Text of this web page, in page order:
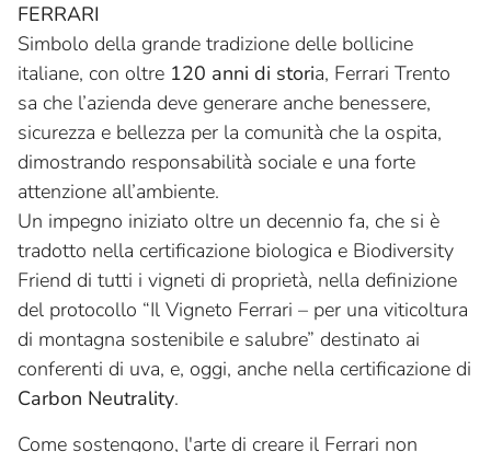
FERRARI
Simbolo della grande tradizione delle bollicine
italiane, con oltre 120 anni di storia, Ferrari Trento
sa che l’azienda deve generare anche benessere,
sicurezza e bellezza per la comunità che la ospita,
dimostrando responsabilità sociale e una forte
attenzione all’ambiente.
Un impegno iniziato oltre un decennio fa, che si è
tradotto nella certificazione biologica e Biodiversity
Friend di tutti i vigneti di proprietà, nella definizione
del protocollo “Il Vigneto Ferrari – per una viticoltura
di montagna sostenibile e salubre” destinato ai
conferenti di uva, e, oggi, anche nella certificazione di
Carbon Neutrality.
Come sostengono, l'arte di creare il Ferrari non